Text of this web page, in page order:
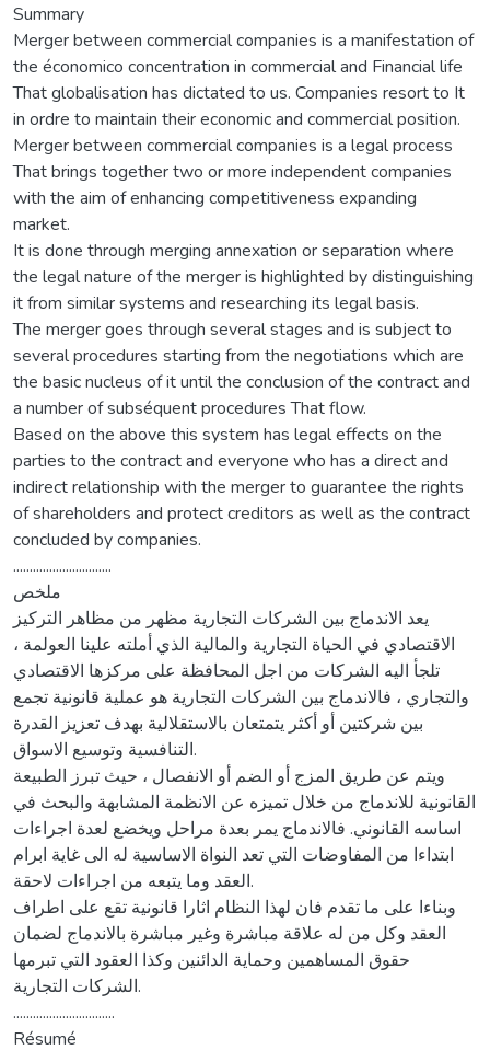
Summary
Merger between commercial companies is a manifestation of
the économico concentration in commercial and Financial life
That globalisation has dictated to us. Companies resort to It
in ordre to maintain their economic and commercial position.
Merger between commercial companies is a legal process
That brings together two or more independent companies
with the aim of enhancing competitiveness expanding
market.
It is done through merging annexation or separation where
the legal nature of the merger is highlighted by distinguishing
it from similar systems and researching its legal basis.
The merger goes through several stages and is subject to
several procedures starting from the negotiations which are
the basic nucleus of it until the conclusion of the contract and
a number of subséquent procedures That flow.
Based on the above this system has legal effects on the
parties to the contract and everyone who has a direct and
indirect relationship with the merger to guarantee the rights
of shareholders and protect creditors as well as the contract
concluded by companies.
..............................
ملخص
يعد الاندماج بين الشركات التجارية مظهر من مظاهر التركيز
الاقتصادي في الحياة التجارية والمالية الذي أملته علينا العولمة ،
تلجأ اليه الشركات من اجل المحافظة على مركزها الاقتصادي
والتجاري ، فالاندماج بين الشركات التجارية هو عملية قانونية تجمع
بين شركتين أو أكثر يتمتعان بالاستقلالية بهدف تعزيز القدرة
التنافسية وتوسيع الاسواق.
ويتم عن طريق المزج أو الضم أو الانفصال ، حيث تبرز الطبيعة
القانونية للاندماج من خلال تميزه عن الانظمة المشابهة والبحث في
اساسه القانوني. فالاندماج يمر بعدة مراحل ويخضع لعدة اجراءات
ابتداءا من المفاوضات التي تعد النواة الاساسية له الى غاية ابرام
العقد وما يتبعه من اجراءات لاحقة.
وبناءا على ما تقدم فان لهذا النظام اثارا قانونية تقع على اطراف
العقد وكل من له علاقة مباشرة وغير مباشرة بالاندماج لضمان
حقوق المساهمين وحماية الدائنين وكذا العقود التي تبرمها
الشركات التجارية.
...............................
Résumé